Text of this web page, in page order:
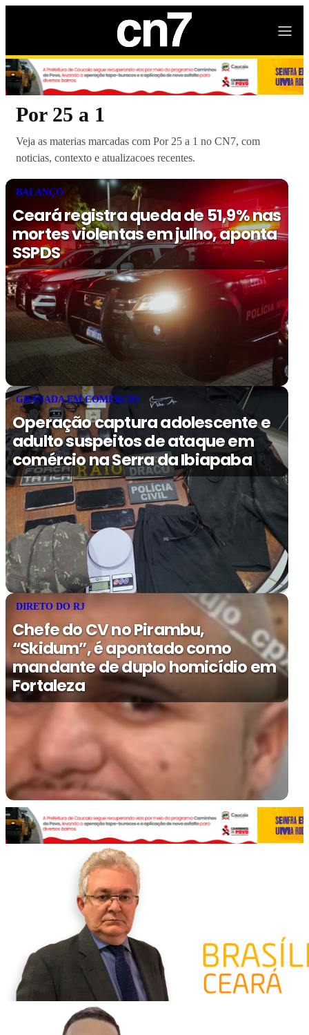
Por 25 a 1
Veja as materias marcadas com Por 25 a 1 no CN7, com
noticias, contexto e atualizacoes recentes.
BALANÇO
Ceará registra queda de 51,9% nas
mortes violentas em julho, aponta
SSPDS
GRANADA EM COMÉRCIO
Operação captura adolescente e
adulto suspeitos de ataque em
comércio na Serra da Ibiapaba
DIRETO DO RJ
Chefe do CV no Pirambu,
“Skidum”, é apontado como
mandante de duplo homicídio em
Fortaleza